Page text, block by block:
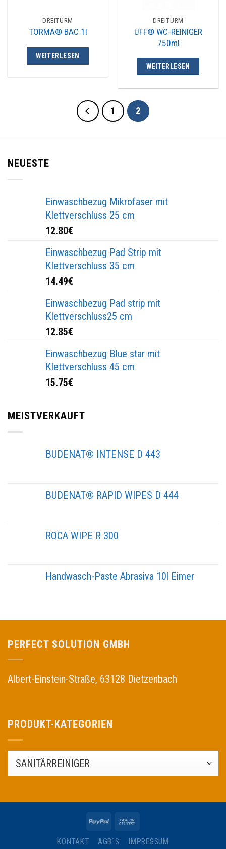
DREITURM
TORMA® BAC 1l
WEITERLESEN
DREITURM
UFF® WC-REINIGER
750ml
WEITERLESEN
1 2
NEUESTE
Einwaschbezug Mikrofaser mit
Klettverschluss 25 cm
12.80€
Einwaschbezug Pad Strip mit
Klettverschluss 35 cm
14.49€
Einwaschbezug Pad strip mit
Klettverschluss25 cm
12.85€
Einwaschbezug Blue star mit
Klettverschluss 45 cm
15.75€
MEISTVERKAUFT
BUDENAT® INTENSE D 443
BUDENAT® RAPID WIPES D 444
ROCA WIPE R 300
Handwasch-Paste Abrasiva 10l Eimer
PERFECT SOLUTION GMBH
Albert-Einstein-Straße, 63128 Dietzenbach
PRODUKT-KATEGORIEN
KONTAKT AGB`S IMPRESSUM